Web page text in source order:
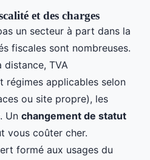
et des charges
un secteur à part dans la
fiscales sont nombreuses.
distance, TVA
régimes applicables selon
ou site propre), les
Un changement de statut
vous coûter cher.
formé aux usages du